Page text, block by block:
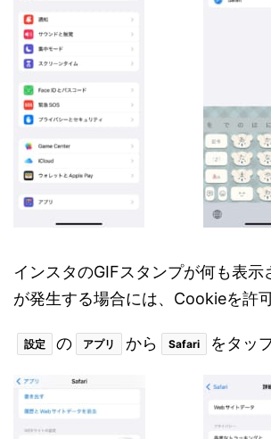
インスタのGIFスタンプが何も表示
が発生する場合には、Cookieを許
設定 の アプリ から Safari をタッ